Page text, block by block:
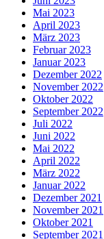
Mai 2023
April 2023
März 2023
Februar 2023
Januar 2023
Dezember 2022
November 2022
Oktober 2022
September 2022
Juli 2022
Juni 2022
Mai 2022
April 2022
März 2022
Januar 2022
Dezember 2021
November 2021
Oktober 2021
September 2021